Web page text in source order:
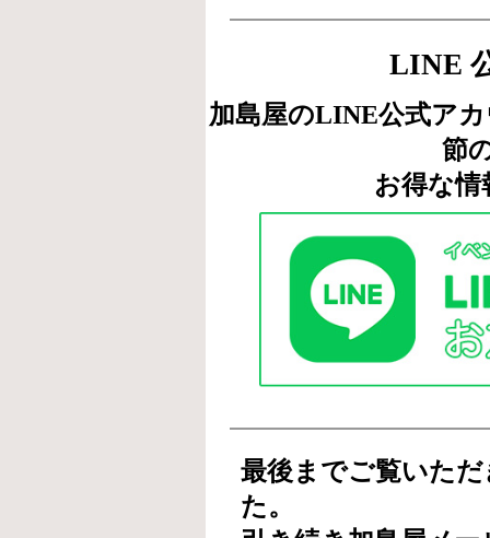
LINE
加島屋のLINE公式ア
節
お得な
最後までご覧いた
た。